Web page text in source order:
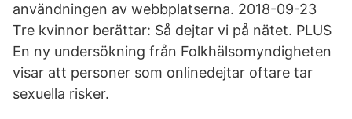
användningen av webbplatserna. 2018-09-23
Tre kvinnor berättar: Så dejtar vi på nätet. PLUS
En ny undersökning från Folkhälsomyndigheten
visar att personer som onlinedejtar oftare tar
sexuella risker.